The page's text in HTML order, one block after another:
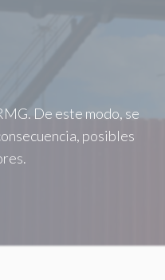
De este modo, se
posibles